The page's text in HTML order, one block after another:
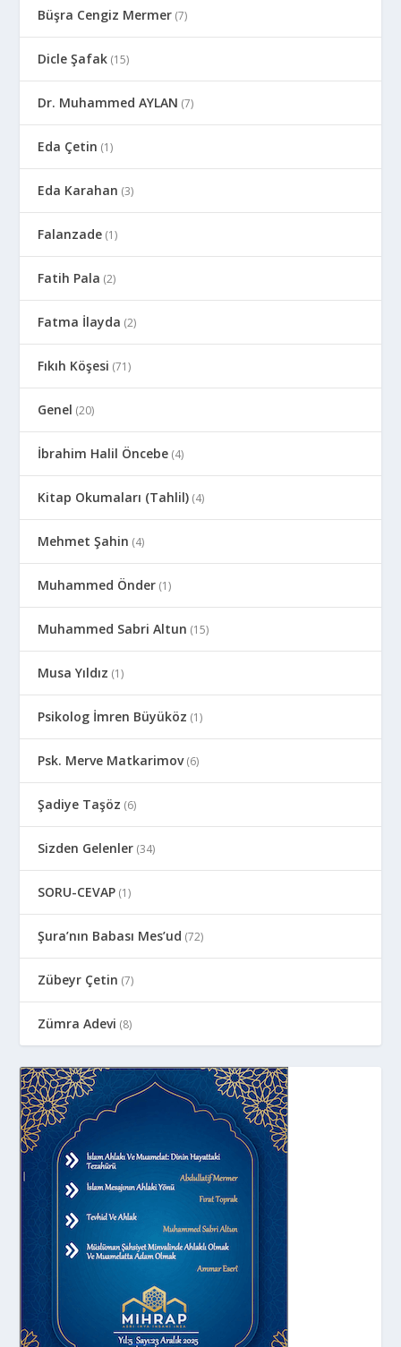
Büşra Cengiz Mermer (7)
Dicle Şafak (15)
Dr. Muhammed AYLAN (7)
Eda Çetin (1)
Eda Karahan (3)
Falanzade (1)
Fatih Pala (2)
Fatma İlayda (2)
Fıkıh Köşesi (71)
Genel (20)
İbrahim Halil Öncebe (4)
Kitap Okumaları (Tahlil) (4)
Mehmet Şahin (4)
Muhammed Önder (1)
Muhammed Sabri Altun (15)
Musa Yıldız (1)
Psikolog İmren Büyüköz (1)
Psk. Merve Matkarimov(6)
Şadiye Taşöz (6)
Sizden Gelenler (34)
SORU-CEVAP (1)
Şura’nın Babası Mes’ud (72)
Zübeyr Çetin (7)
Zümra Adevi (8)